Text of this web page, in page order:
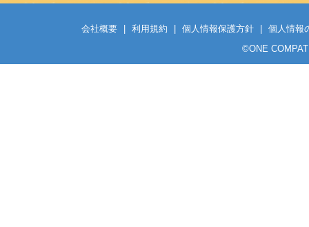
会社概要 利用規約 個人情報保護方針
個人情報
©ONE